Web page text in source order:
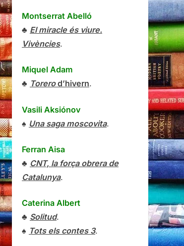
Montserrat Abelló
♣ El miracle és viure.
Vivències.
Miquel Adam
♣ Torerod’hivern.
Vasili Aksiónov
♠ Una saga moscovita.
Ferran Aisa
♣ CNT, la força obrera de
Catalunya.
Caterina Albert
♣ Solitud.
♠ Tots els contes 3.